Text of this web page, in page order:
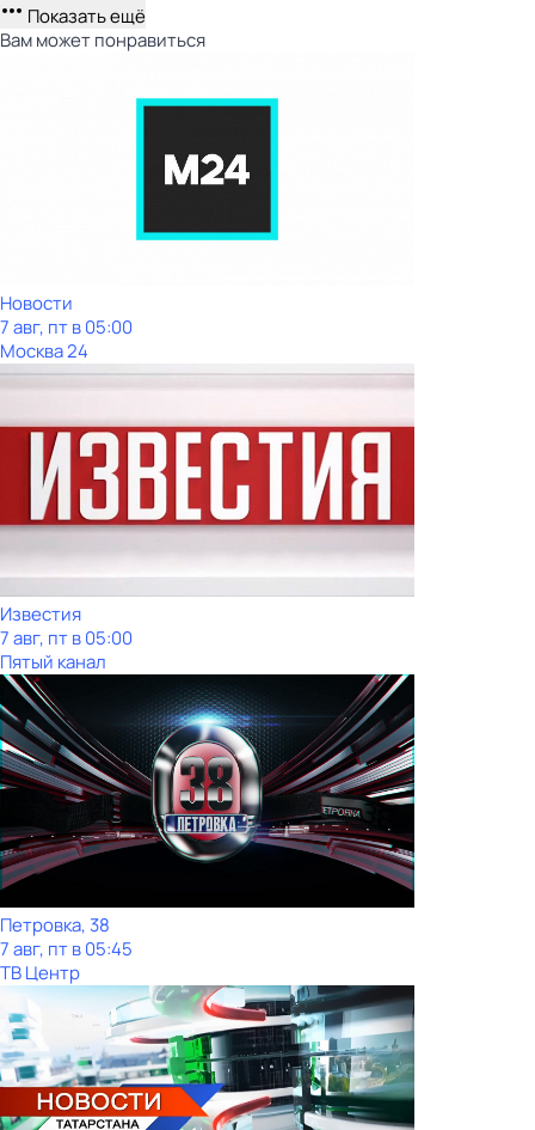
Показать ещё
Вам может понравиться
Новости
7 авг, пт в 05:00
Москва 24
Известия
7 авг, пт в 05:00
Пятый канал
Петровка, 38
7 авг, пт в 05:45
ТВ Центр